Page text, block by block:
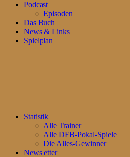
Podcast
Episoden
Das Buch
News & Links
Spielplan
Statistik
Alle Trainer
Alle DFB-Pokal-Spiele
Die Alles-Gewinner
Newsletter